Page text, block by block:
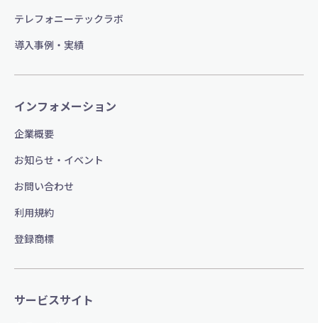
テレフォニーテックラボ
導入事例・実績
インフォメーション
企業概要
お知らせ・イベント
お問い合わせ
利用規約
登録商標
サービスサイト